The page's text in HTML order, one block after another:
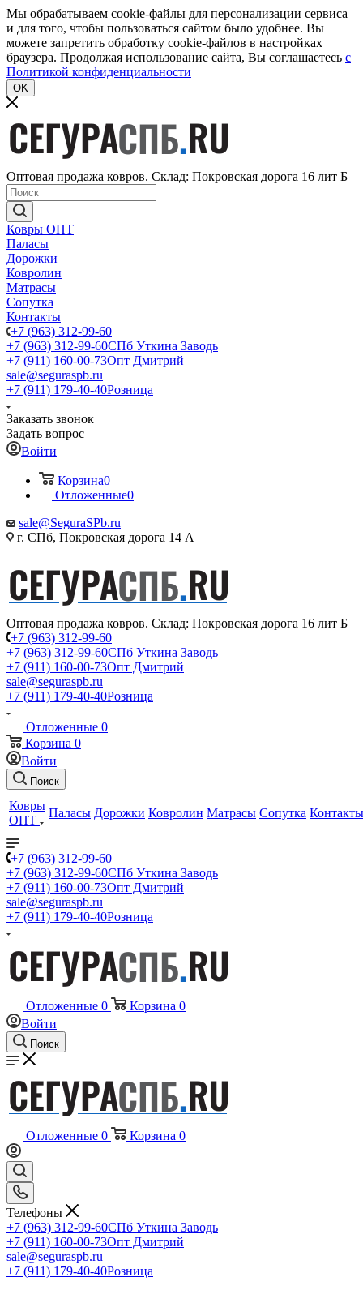
Мы обрабатываем cookie-файлы для персонализации сервиса
и для того, чтобы пользоваться сайтом было удобнее. Вы
можете запретить обработку cookie-файлов в настройках
браузера. Продолжая использование сайта, Вы соглашаетесь c
Политикой конфиденциальности
OK
Оптовая продажа ковров. Склад: Покровская дорога 16 лит Б
Ковры ОПТ
Паласы
Дорожки
Ковролин
Матрасы
Сопутка
Контакты
+7 (963) 312-99-60
+7 (963) 312-99-60СПб Уткина Заводь
+7 (911) 160-00-73Опт Дмитрий
sale@seguraspb.ru
+7 (911) 179-40-40Розница
Заказать звонок
Задать вопрос
Войти
Корзина0
Отложенные0
sale@SeguraSPb.ru
г. СПб, Покровская дорога 14 А
Оптовая продажа ковров. Склад: Покровская дорога 16 лит Б
+7 (963) 312-99-60
+7 (963) 312-99-60СПб Уткина Заводь
+7 (911) 160-00-73Опт Дмитрий
sale@seguraspb.ru
+7 (911) 179-40-40Розница
Отложенные 0
Корзина 0
Войти
Поиск
Ковры
ОПТ
Паласы Дорожки Ковролин Матрасы Сопутка Контакты
+7 (963) 312-99-60
+7 (963) 312-99-60СПб Уткина Заводь
+7 (911) 160-00-73Опт Дмитрий
sale@seguraspb.ru
+7 (911) 179-40-40Розница
Отложенные 0 Корзина 0
Войти
Поиск
Отложенные 0 Корзина 0
Телефоны
+7 (963) 312-99-60СПб Уткина Заводь
+7 (911) 160-00-73Опт Дмитрий
sale@seguraspb.ru
+7 (911) 179-40-40Розница